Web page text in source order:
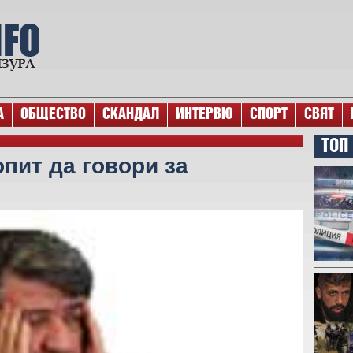
ОБЩЕСТВО СКАНДАЛ ИНТЕРВЮ СПОРТ СВЯТ
да говори за